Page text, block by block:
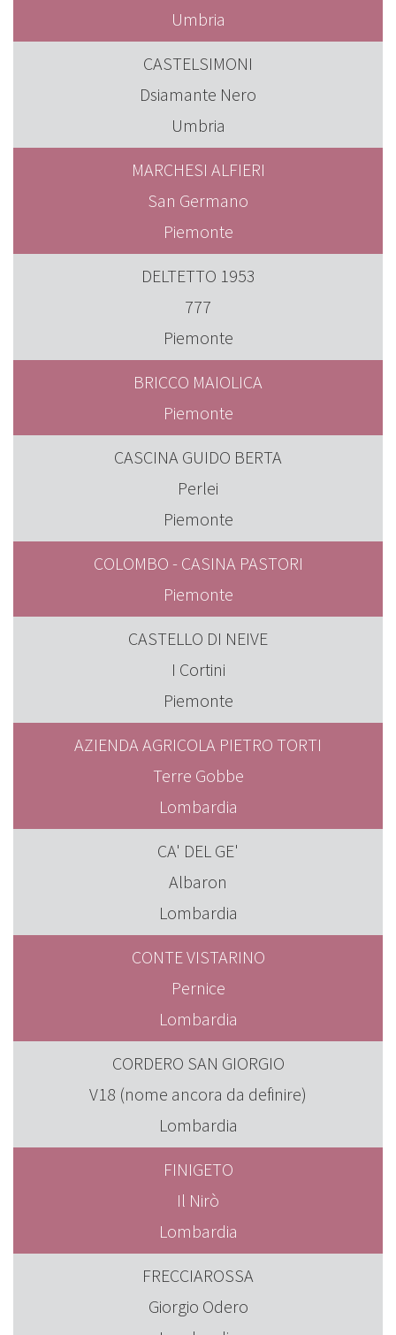
Umbria
CASTELSIMONI
Dsiamante Nero
Umbria
MARCHESI ALFIERI
San Germano
Piemonte
DELTETTO 1953
777
Piemonte
BRICCO MAIOLICA
Piemonte
CASCINA GUIDO BERTA
Perlei
Piemonte
COLOMBO - CASINA PASTORI
Piemonte
CASTELLO DI NEIVE
I Cortini
Piemonte
AZIENDA AGRICOLA PIETRO TORTI
Terre Gobbe
Lombardia
CA' DEL GE'
Albaron
Lombardia
CONTE VISTARINO
Pernice
Lombardia
CORDERO SAN GIORGIO
V18 (nome ancora da definire)
Lombardia
FINIGETO
Il Nirò
Lombardia
FRECCIAROSSA
Giorgio Odero